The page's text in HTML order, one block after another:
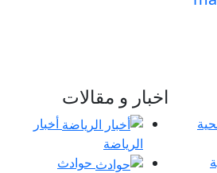
اخبار و مقالات
أخبار
حوادث